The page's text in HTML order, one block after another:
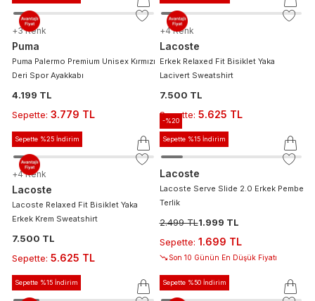
+3 Renk
Puma
Puma Palermo Premium Unisex Kırmızı
Deri Spor Ayakkabı
4.199 TL
Sepette: 3.779 TL
+4 Renk
Lacoste
Erkek Relaxed Fit Bisiklet Yaka
Lacivert Sweatshirt
7.500 TL
Sepette: 5.625 TL
Sepette %25 İndirim
+4 Renk
Lacoste
Lacoste Relaxed Fit Bisiklet Yaka
Erkek Krem Sweatshirt
7.500 TL
Sepette: 5.625 TL
-%20
Sepette %15 İndirim
Lacoste
Lacoste Serve Slide 2.0 Erkek Pembe
Terlik
2.499 TL1.999 TL
Sepette: 1.699 TL
Son 10 Günün En Düşük Fiyatı
Sepette %15 İndirim Sepette %50 İndirim